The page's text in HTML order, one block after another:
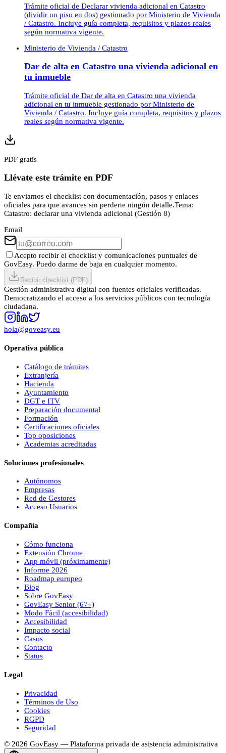
Trámite oficial de Declarar vivienda adicional en Catastro
(dividir un piso en dos) gestionado por Ministerio de Vivienda
/ Catastro. Incluye guía completa, requisitos y plazos reales
según normativa vigente.
Ministerio de Vivienda / Catastro
Dar de alta en Catastro una vivienda adicional en
tu inmueble
Trámite oficial de Dar de alta en Catastro una vivienda
adicional en tu inmueble gestionado por Ministerio de
Vivienda / Catastro. Incluye guía completa, requisitos y plazos
reales según normativa vigente.
PDF gratis
Llévate este trámite en PDF
Te enviamos el checklist con documentación, pasos y enlaces
oficiales para que avances sin perderte ningún detalle.Tema:
Catastro: declarar una vivienda adicional (Gestión 8)
Email
Acepto recibir el checklist y comunicaciones puntuales de
GovEasy. Puedo darme de baja en cualquier momento.
Recibir checklist (PDF)
Gestión administrativa digital con fuentes oficiales verificadas.
Democratizando el acceso a los servicios públicos con tecnología
ciudadana.
hola@goveasy.eu
Operativa pública
Catálogo de trámites
Extranjería
Hacienda
Ayuntamiento
DGT e ITV
Preparación documental
Formación
Certificaciones oficiales
Top oposiciones
Academias acreditadas
Soluciones profesionales
Autónomos
Empresas
Red de Gestores
Acceso Usuarios
Compañía
Cómo funciona
Extensión Chrome
App móvil (próximamente)
Informe 2026
Roadmap europeo
Blog
Sobre GovEasy
GovEasy Senior (67+)
Modo Fácil (accesibilidad)
Accesibilidad
Impacto social
Casos
Contacto
Status
Legal
Privacidad
Términos de Uso
Cookies
RGPD
Seguridad
© 2026 GovEasy — Plataforma privada de asistencia administrativa